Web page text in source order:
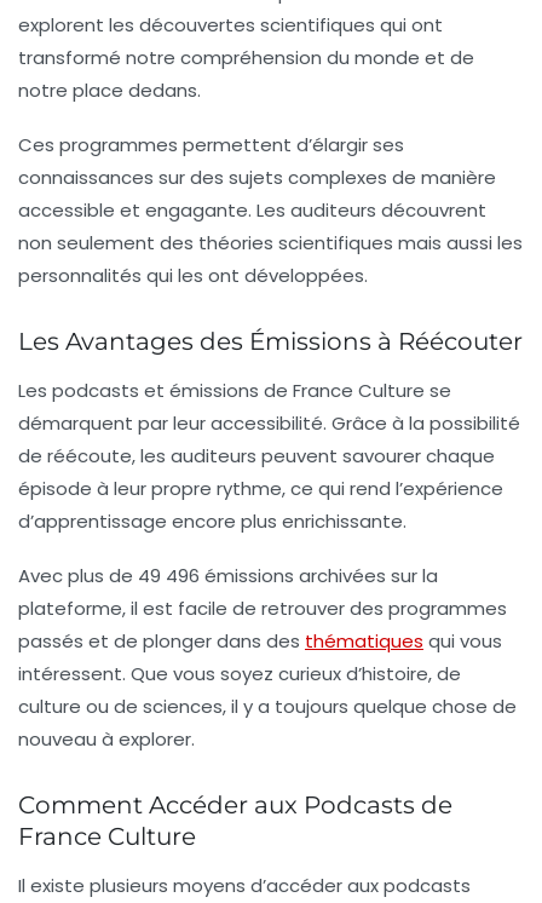
explorent les découvertes scientifiques qui ont
transformé notre compréhension du monde et de
notre place dedans.
Ces programmes permettent d’élargir ses
connaissances sur des sujets complexes de manière
accessible et engagante. Les auditeurs découvrent
non seulement des théories scientifiques mais aussi les
personnalités qui les ont développées.
Les Avantages des Émissions à Réécouter
Les podcasts et émissions de France Culture se
démarquent par leuraccessibilité. Grâce à la possibilité
de réécoute, les auditeurs peuvent savourer chaque
épisode à leur propre rythme, ce qui rend l’expérience
d’apprentissage encore plus enrichissante.
Avec plus de 49 496 émissions archivées sur la
plateforme, il est facile de retrouver des programmes
passés et de plonger dans des thématiques qui vous
intéressent. Que vous soyez curieux d’histoire, de
culture ou de sciences, il y a toujours quelque chose de
nouveau à explorer.
Comment Accéder aux Podcasts de
France Culture
Il existe plusieurs moyens d’accéder auxpodcasts